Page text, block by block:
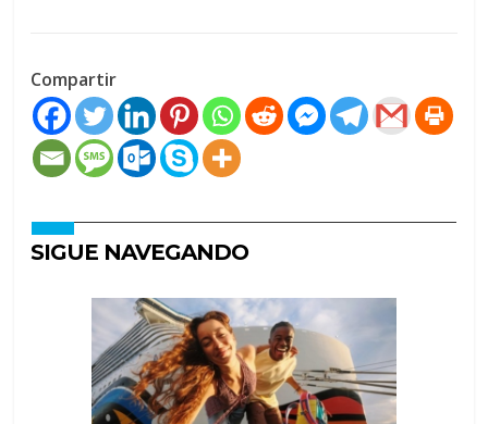
Compartir
SIGUE NAVEGANDO